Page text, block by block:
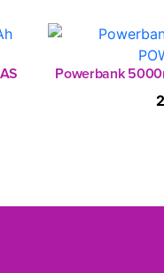
Powerbank